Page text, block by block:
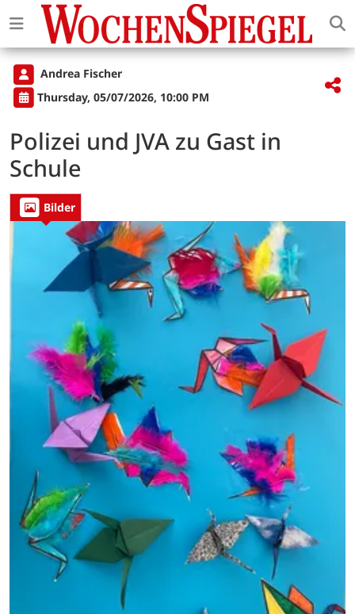
Andrea Fischer
Thursday, 05/07/2026, 10:00 PM
Polizei und JVA zu Gast in
Schule
Bilder